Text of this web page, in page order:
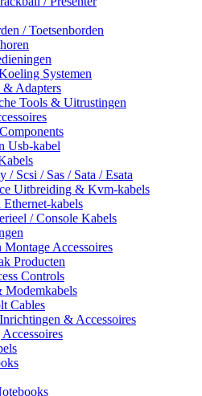
/ Toetsenborden
Systemen
& Adapters
Tools & Uitrustingen
Usb-kabel
/ Scsi / Sas / Sata / Esata
Uitbreiding & Kvm-kabels
kabels
/ Console Kabels
Montage Accessoires
Producten
Controls
Modemkabels
Cables
& Accessoires